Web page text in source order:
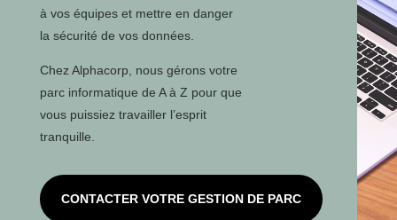
à vos équipes et mettre en danger
la sécurité de vos données.
Chez Alphacorp, nous gérons votre
parc informatique de A à Z pour que
vous puissiez travailler l’esprit
tranquille.
CONTACTER VOTRE GESTION DE PARC